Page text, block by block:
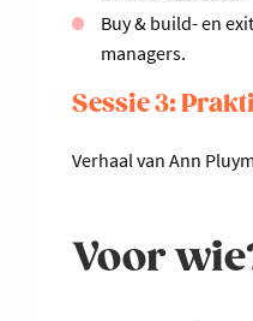
Buy & build- en
managers.
Sessie 3:
Verhaal van Ann
Voor